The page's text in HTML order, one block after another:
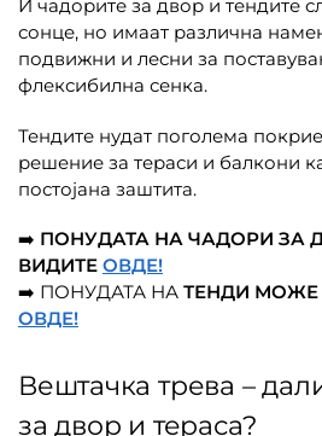
И чадорите за двор и тендите
сонце, но имаат различна
подвижни и лесни за
флексибилна сенка.
Тендите нудат поголема
решение за тераси и балкони
постојана заштита.
➡️ ПОНУДАТА НА ЧАДОРИ ЗА
ВИДИТЕ ОВДЕ!
➡️ ПОНУДАТА НА ТЕНДИ МОЖЕ
ОВДЕ!
Вештачка трева –
за двор и тераса?